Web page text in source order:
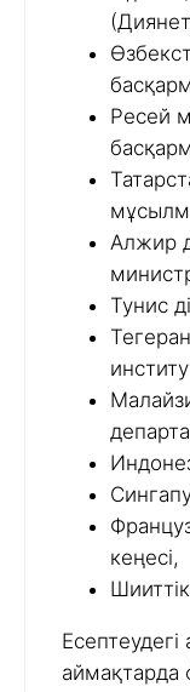
Ресей
Алжир
Тунис
кеңесі,